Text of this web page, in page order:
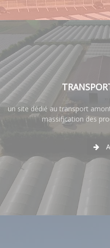
un site dédié au transport
massification des